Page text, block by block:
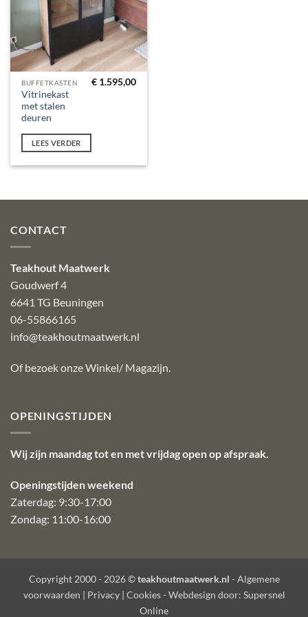
BUFFETKASTEN
Vitrinekast
met stalen
deuren
€1.595,00
LEES VERDER
CONTACT
Teakhout Maatwerk
Goudwerf 4
6641 TG Beuningen
06-55866165
info@teakhoutmaatwerk.nl
Of bezoek onzeWinkel/ Magazijn.
OPENINGSTIJDEN
Wij zijn maandag tot en met vrijdag open op afspraak.
Openingstijden weekend
Zaterdag: 9:30-17:00
Zondag: 11:00-16:00
Copyright 2000 - 2026 ©teakhoutmaatwerk.nl - Algemene
voorwaarden | Privacy| Cookies- Webdesign door: Supersnel
Online